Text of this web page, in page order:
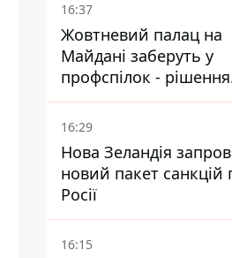
16:37
Жовтневий палац на
Майдані заберуть у
профспілок - рішення
Господарського суду
16:29
Нова Зеландія
новий пакет санкцій
Росії
16:15